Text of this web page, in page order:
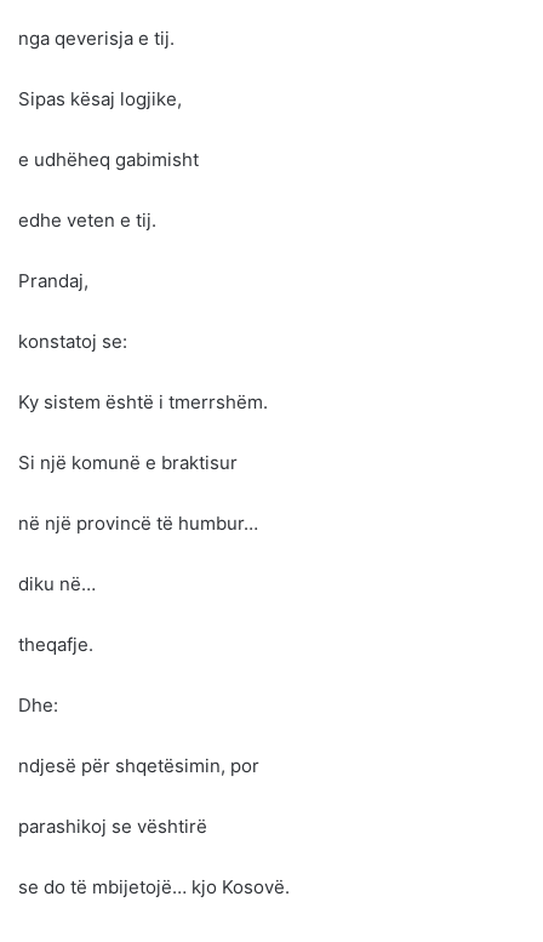
nga qeverisja e tij.
Sipas kësaj logjike,
e udhëheq gabimisht
edhe veten e tij.
Prandaj,
konstatoj se:
Ky sistem është i tmerrshëm.
Si një komunë e braktisur
në një provincë të humbur…
diku në…
theqafje.
Dhe:
ndjesë për shqetësimin, por
parashikoj se vështirë
se do të mbijetojë… kjo Kosovë.